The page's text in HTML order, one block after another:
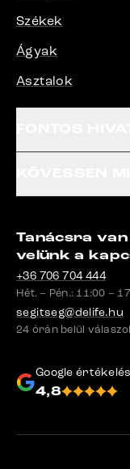
Székek
Ágyak
Asztalok
Tanácsra van
velünk a
+36 706 704 444
Hét. – Pén.: 11:00 –
segitseg@delife.hu
24 órán belül
Google
4,8